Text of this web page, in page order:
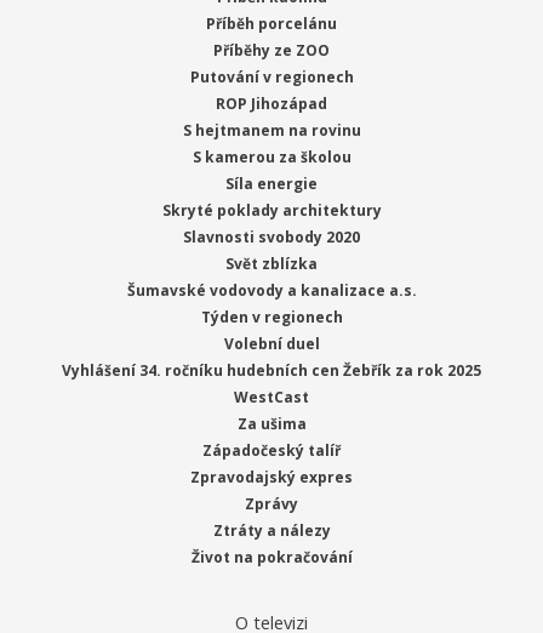
Příběh porcelánu
Příběhy ze ZOO
Putování v regionech
ROP Jihozápad
S hejtmanem na rovinu
S kamerou za školou
Síla energie
Skryté poklady architektury
Slavnosti svobody 2020
Svět zblízka
Šumavské vodovody a kanalizace a.s.
Týden v regionech
Volební duel
Vyhlášení 34. ročníku hudebních cen Žebřík za rok 2025
WestCast
Za ušima
Západočeský talíř
Zpravodajský expres
Zprávy
Ztráty a nálezy
Život na pokračování
O televizi